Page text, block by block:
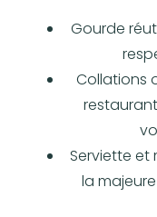
Gourde
Collations
Serviette et
la